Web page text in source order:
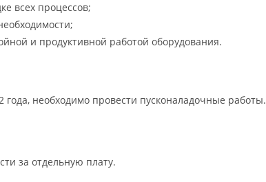
всех процессов;
и продуктивной работой оборудования.
необходимо провести пусконаладочные работы.
за отдельную плату.